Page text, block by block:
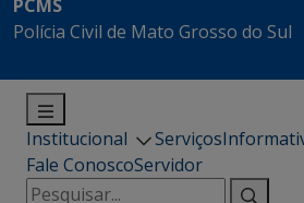
PCMS
Polícia Civil de Mato Grosso do Sul
Institucional Serviços
Fale ConoscoServidor
Pesquisar